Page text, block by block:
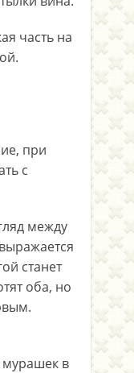
часть на
при
с
между
станет
оба, но
в